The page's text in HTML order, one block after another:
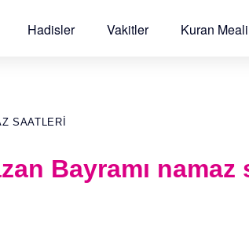
Hadisler Vakitler Kuran Meali
SAATLERI
Bayramı namaz